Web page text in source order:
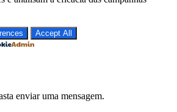
Accept All
enviar uma mensagem.